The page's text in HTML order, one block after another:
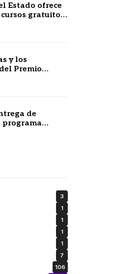
Estado ofrece
cursos gratuitos
prestadores
y los
Premio
Juventudes
de
programa
el Mar
3
1
1
1
1
7
106